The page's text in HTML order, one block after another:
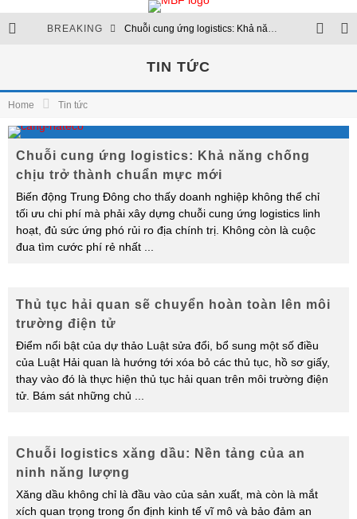
BREAKING Chuỗi cung ứng logistics: Khả năng chống chịu trở thành chuẩn mực mới
Chuỗi logistics xăng dầu: Nền tảng của an ninh năng lượng
Cập nhật quy định quản lý ngoại thương và hạn ngạch nhập khẩu
TIN TỨC
Home Tin tức
Chuỗi cung ứng logistics: Khả năng chống
chịu trở thành chuẩn mực mới
Biến động Trung Đông cho thấy doanh nghiệp không thể chỉ
tối ưu chi phí mà phải xây dựng chuỗi cung ứng logistics linh
hoạt, đủ sức ứng phó rủi ro địa chính trị. Không còn là cuộc
đua tìm cước phí rẻ nhất
Thủ tục hải quan sẽ chuyển hoàn toàn lên môi
trường điện tử
Điểm nổi bật của dự thảo Luật sửa đổi, bổ sung một số điều
của Luật Hải quan là hướng tới xóa bỏ các thủ tục, hồ sơ giấy,
thay vào đó là thực hiện thủ tục hải quan trên môi trường điện
tử. Bám sát những chủ
Chuỗi logistics xăng dầu: Nền tảng của an
ninh năng lượng
Xăng dầu không chỉ là đầu vào của sản xuất, mà còn là mắt
xích quan trọng trong ổn định kinh tế vĩ mô và bảo đảm an